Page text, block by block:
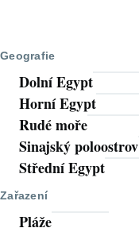
Geografie
Dolní Egypt
Horní Egypt
Rudé moře
Sinajský poloostrov
Střední Egypt
Zařazení
Pláže